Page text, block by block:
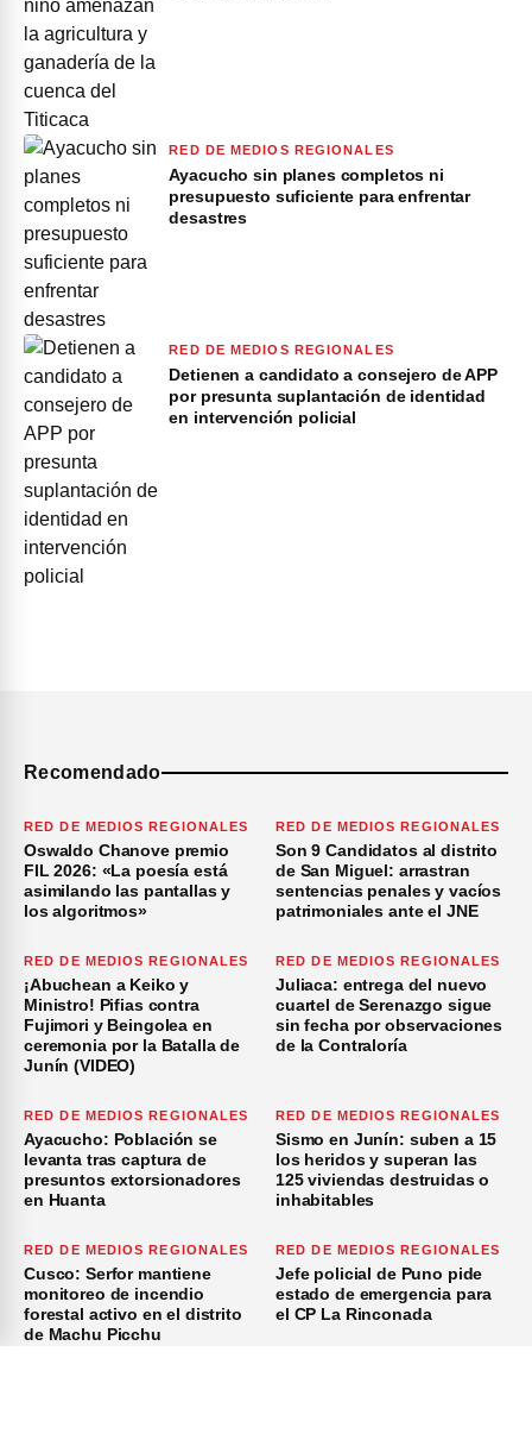
RED DE MEDIOS REGIONALES
Ayacucho sin planes completos ni
presupuesto suficiente para enfrentar
desastres
RED DE MEDIOS REGIONALES
Detienen a candidato a consejero de APP
por presunta suplantación de identidad
en intervención policial
Recomendado
RED DE MEDIOS REGIONALES
Oswaldo Chanove premio
FIL 2026: «La poesía está
asimilando las pantallas y
los algoritmos»
RED DE MEDIOS REGIONALES
Son 9 Candidatos al distrito
de San Miguel: arrastran
sentencias penales y vacíos
patrimoniales ante el JNE
RED DE MEDIOS REGIONALES
¡Abuchean a Keiko y
Ministro! Pifias contra
Fujimori y Beingolea en
ceremonia por la Batalla de
Junín (VIDEO)
RED DE MEDIOS REGIONALES
Juliaca: entrega del nuevo
cuartel de Serenazgo sigue
sin fecha por observaciones
de la Contraloría
RED DE MEDIOS REGIONALES
Ayacucho: Población se
levanta tras captura de
presuntos extorsionadores
en Huanta
RED DE MEDIOS REGIONALES
Sismo en Junín: suben a 15
los heridos y superan las
125 viviendas destruidas o
inhabitables
RED DE MEDIOS REGIONALES
Cusco: Serfor mantiene
monitoreo de incendio
forestal activo en el distrito
de Machu Picchu
RED DE MEDIOS REGIONALES
Jefe policial de Puno pide
estado de emergencia para
el CP La Rinconada